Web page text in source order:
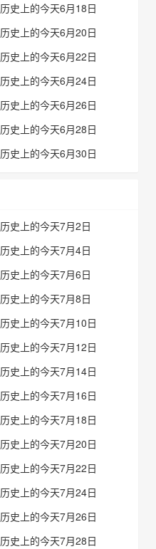
历史上的今天6月18日
历史上的今天6月20日
历史上的今天6月22日
历史上的今天6月24日
历史上的今天6月26日
历史上的今天6月28日
历史上的今天6月30日
历史上的今天7月2日
历史上的今天7月4日
历史上的今天7月6日
历史上的今天7月8日
历史上的今天7月10日
历史上的今天7月12日
历史上的今天7月14日
历史上的今天7月16日
历史上的今天7月18日
历史上的今天7月20日
历史上的今天7月22日
历史上的今天7月24日
历史上的今天7月26日
历史上的今天7月28日